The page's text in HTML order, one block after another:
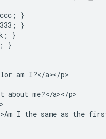
}
}
}
}
am I?</a></p>
about me?</a></p>
I the same as the